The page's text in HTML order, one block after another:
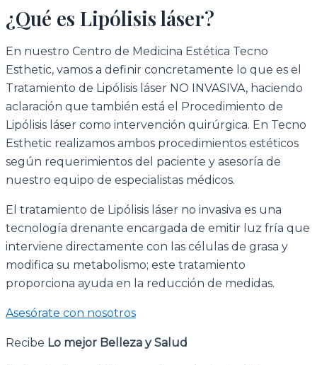
¿Qué es Lipólisis láser?
En nuestro Centro de Medicina Estética Tecno
Esthetic, vamos a definir concretamente lo que es el
Tratamiento de Lipólisis láser NO INVASIVA, haciendo
aclaración que también está el Procedimiento de
Lipólisis láser como intervención quirúrgica. En Tecno
Esthetic realizamos ambos procedimientos estéticos
según requerimientos del paciente y asesoría de
nuestro equipo de especialistas médicos.
El tratamiento de Lipólisis láser no invasiva es una
tecnología drenante encargada de emitir luz fría que
interviene directamente con las células de grasa y
modifica su metabolismo; este tratamiento
proporciona ayuda en la reducción de medidas.
Asesórate con nosotros
Recibe Lo mejor Belleza y Salud